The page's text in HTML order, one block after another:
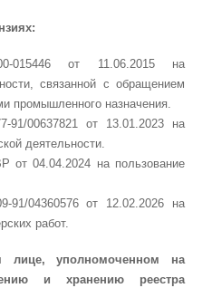
от 11.06.2015 на
связанной с обращением
промышленного назначения.
00637821 от 13.01.2023 на
деятельности.
от 04.04.2024 на пользование
04360576 от 12.02.2026 на
работ.
лице, уполномоченном на
и хранению реестра